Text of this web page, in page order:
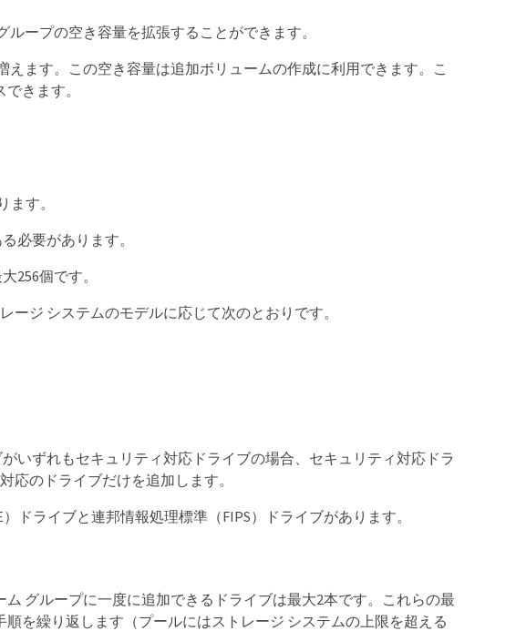
ープの空き容量を拡張することができます。
ます。この空き容量は追加ボリュームの作成に利用できます。こ
きます。
ます。
必要があります。
256個です。
ジ システムのモデルに応じて次のとおりです。
いずれもセキュリティ対応ドライブの場合、セキュリティ対応ドラ
応のドライブだけを追加します。
ドライブと連邦情報処理標準（FIPS）ドライブがあります。
グループに一度に追加できるドライブは最大2本です。これらの最
を繰り返します（プールにはストレージ システムの上限を超える